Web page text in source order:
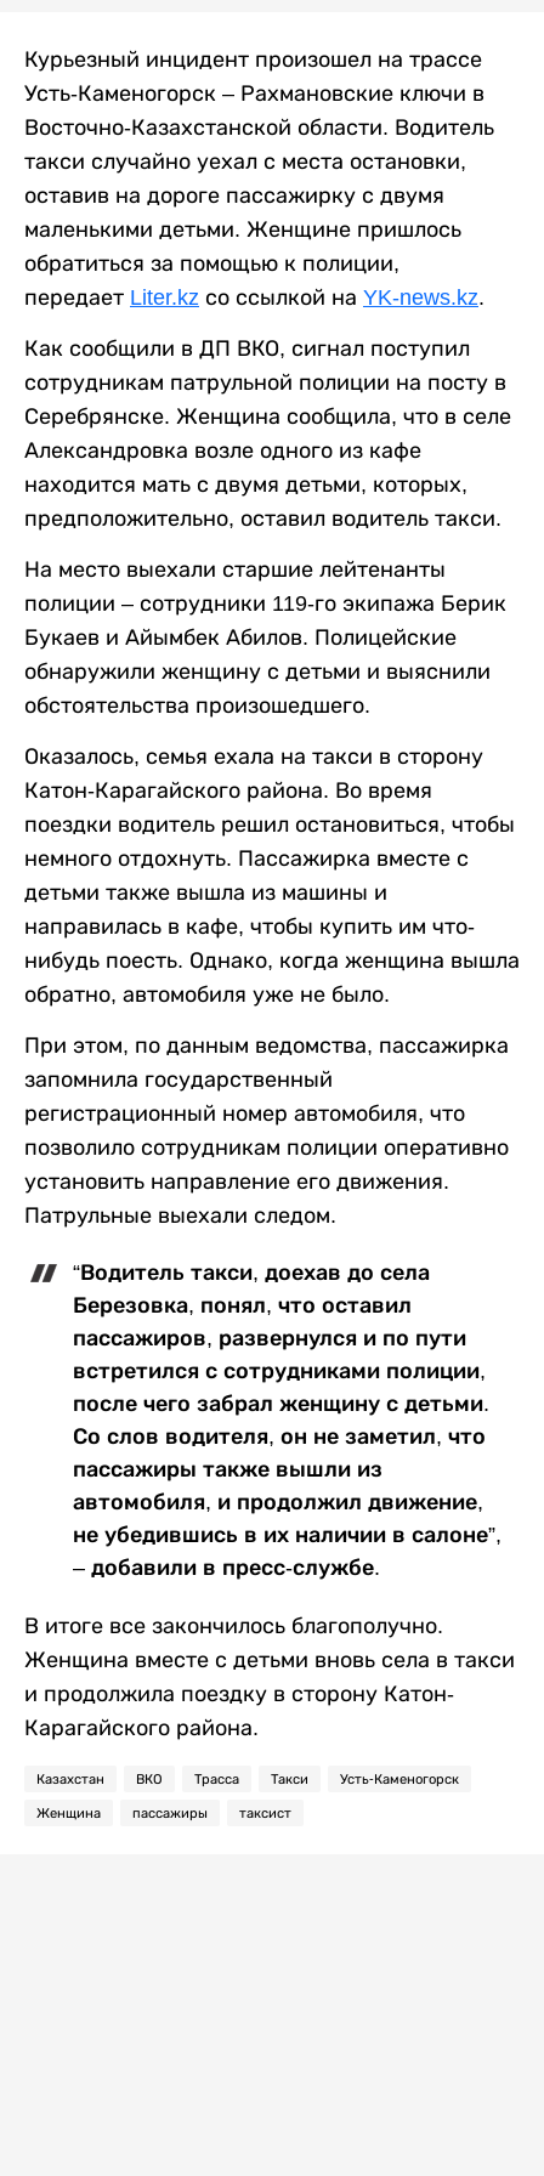
Курьезный инцидент произошел на трассе
Усть-Каменогорск – Рахмановские ключи в
Восточно-Казахстанской области. Водитель
такси случайно уехал с места остановки,
оставив на дороге пассажирку с двумя
маленькими детьми. Женщине пришлось
обратиться за помощью к полиции,
передает Liter.kz со ссылкой на YK-news.kz.
Как сообщили в ДП ВКО, сигнал поступил
сотрудникам патрульной полиции на посту в
Серебрянске. Женщина сообщила, что в селе
Александровка возле одного из кафе
находится мать с двумя детьми, которых,
предположительно, оставил водитель такси.
На место выехали старшие лейтенанты
полиции – сотрудники 119-го экипажа Берик
Букаев и Айымбек Абилов. Полицейские
обнаружили женщину с детьми и выяснили
обстоятельства произошедшего.
Оказалось, семья ехала на такси в сторону
Катон-Карагайского района. Во время
поездки водитель решил остановиться, чтобы
немного отдохнуть. Пассажирка вместе с
детьми также вышла из машины и
направилась в кафе, чтобы купить им что-
нибудь поесть. Однако, когда женщина вышла
обратно, автомобиля уже не было.
При этом, по данным ведомства, пассажирка
запомнила государственный
регистрационный номер автомобиля, что
позволило сотрудникам полиции оперативно
установить направление его движения.
Патрульные выехали следом.
“Водитель такси, доехав до села
Березовка, понял, что оставил
пассажиров, развернулся и по пути
встретился с сотрудниками полиции,
после чего забрал женщину с детьми.
Со слов водителя, он не заметил, что
пассажиры также вышли из
автомобиля, и продолжил движение,
не убедившись в их наличии в салоне”,
– добавили в пресс-службе.
В итоге все закончилось благополучно.
Женщина вместе с детьми вновь села в такси
и продолжила поездку в сторону Катон-
Карагайского района.
Казахстан ВКО Трасса Такси Усть-Каменогорск
Женщина пассажиры таксист